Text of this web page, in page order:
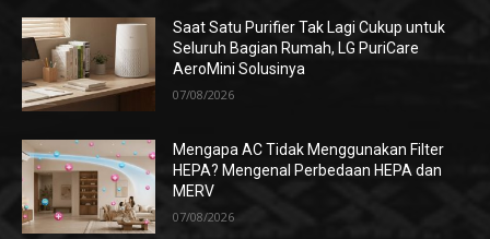
Saat Satu Purifier Tak Lagi Cukup untuk
Seluruh Bagian Rumah, LG PuriCare
AeroMini Solusinya
07/08/2026
Mengapa AC Tidak Menggunakan Filter
HEPA? Mengenal Perbedaan HEPA dan
MERV
07/08/2026